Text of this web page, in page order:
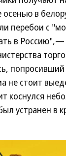
осенью в
перебои с
в
не стоит
коснулся
устранен в